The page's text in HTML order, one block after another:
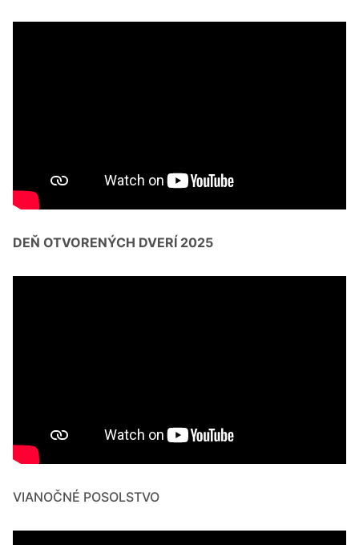
DEŇ OTVORENÝCH DVERÍ 2025
VIANOČNÉ POSOLSTVO